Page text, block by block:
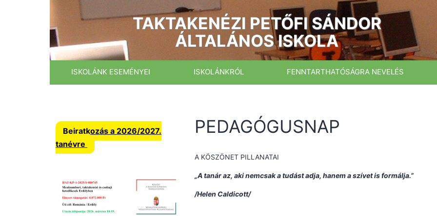
TAKTAKENÉZI PETŐFI SÁNDOR
ÁLTALÁNOS ISKOLA
ISKOLÁNK ESEMÉNYEI ISKOLÁNKRÓL FENNTARTHATÓSÁGRA NEVELÉS
Beiratkozás a 2026/2027.
tanévre
PEDAGÓGUSNAP
A KÖSZÖNET PILLANATAI
„A tanár az, aki nemcsak a tudást adja, hanem a szívet is formálja.”
/Helen Caldicott/